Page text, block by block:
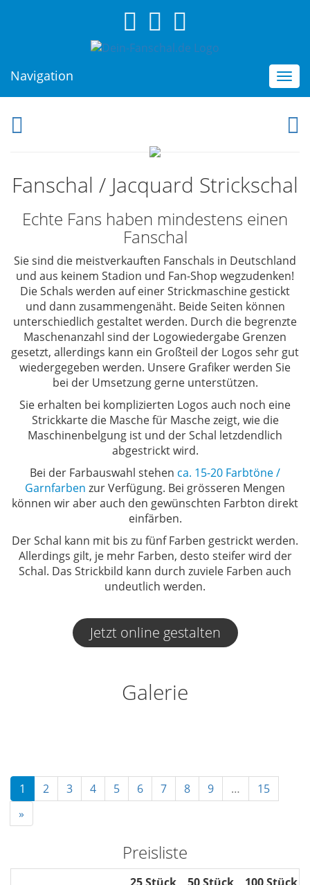
Navigation
Fanschal / Jacquard Strickschal
Echte Fans haben mindestens einen
Fanschal
Sie sind die meistverkauften Fanschals in Deutschland
und aus keinem Stadion und Fan-Shop wegzudenken!
Die Schals werden auf einer Strickmaschine gestickt
und dann zusammengenäht. Beide Seiten können
unterschiedlich gestaltetwerden. Durch die begrenzte
Maschenanzahl sind der Logowiedergabe Grenzen
gesetzt, allerdings kann ein Großteil der Logos sehr gut
wiedergegeben werden. Unsere Grafiker werden Sie
bei der Umsetzung gerne unterstützen.
Sie erhalten bei komplizierten Logos auch noch eine
Strickkarte die Masche für Masche zeigt, wie die
Maschinenbelgung ist und der Schal letzdendlich
abgestrickt wird.
Bei der Farbauswahl stehen ca. 15-20 Farbtöne /
Garnfarben zur Verfügung. Bei grösseren Mengen
können wir aber auch den gewünschten Farbton direkt
einfärben.
Der Schal kann mit bis zu fünf Farben gestrickt werden.
Allerdings gilt, je mehr Farben, desto steifer wird der
Schal. Das Strickbild kann durch zuviele Farben auch
undeutlich werden.
Jetzt online gestalten
Galerie
1 2 3 4 5 6 7 8 9 …
15
»
Preisliste